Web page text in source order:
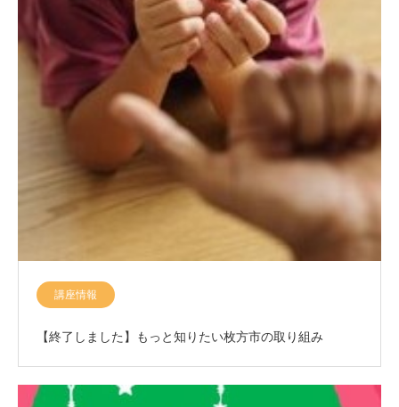
講座情報
【終了しました】もっと知りたい枚方市の取り組み